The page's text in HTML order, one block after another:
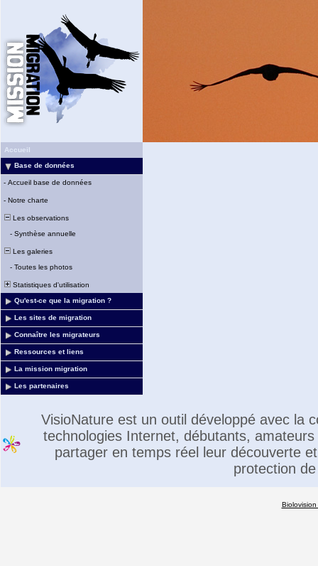
Accueil
Base de données
- Accueil base de données
- Notre charte
Les observations
- Synthèse annuelle
Les galeries
- Toutes les photos
Statistiques d'utilisation
Qu'est-ce que la migration ?
Les sites de migration
Connaître les migrateurs
Ressources et liens
La mission migration
Les partenaires
VisioNature est un outil développé avec la
technologies Internet, débutants,
partager en temps réel leur découverte
protection
Biolovision